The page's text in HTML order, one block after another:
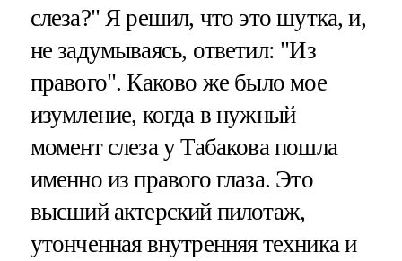
слеза?" Я решил, что это шутка, и,
не задумываясь, ответил: "Из
правого". Каково же было мое
изумление, когда в нужный
момент слеза у Табакова пошла
именно из правого глаза. Это
высший актерский пилотаж,
утонченная внутренняя техника и